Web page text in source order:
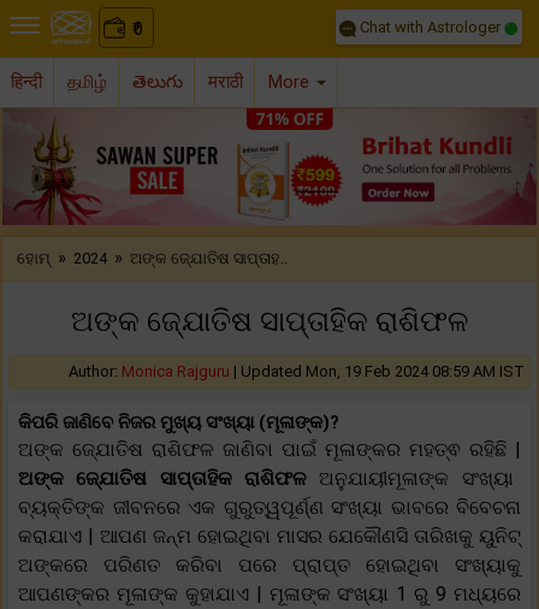
₹
0 Chat with Astrologer
हिन्दी தமிழ் తెలుగు मराठी More
Previous
ହୋମ୍ » 2024 » ଅଙ୍କ ଜ୍ଯୋତିଷ ସାପ୍ତାହ..
ଅଙ୍କ ଜ୍ଯୋତିଷ ସାପ୍ତାହିକ ରାଶିଫଳ
Author: Monica Rajguru | Updated Mon, 19 Feb 2024 08:59 AM IST
କିପରି ଜାଣିବେ ନିଜର ମୁଖ୍ୟ ସଂଖ୍ୟା (ମୂଳାଙ୍କ)?
ଅଙ୍କ ଜ୍ଯୋତିଷ ରାଶିଫଳ ଜାଣିବା ପାଇଁ ମୂଳାଙ୍କର ମହତ୍ଵ ରହିଛି |
ଅଙ୍କ ଜ୍ଯୋତିଷ ସାପ୍ତାହିକ ରାଶିଫଳ ଅନୁଯାୟୀମୂଳାଙ୍କ ସଂଖ୍ୟା
ବ୍ୟକ୍ତିଙ୍କ ଜୀବନରେ ଏକ ଗୁରୁତ୍ୱପୂର୍ଣ୍ଣ ସଂଖ୍ୟା ଭାବରେ ବିବେଚନା
କରାଯାଏ | ଆପଣ ଜନ୍ମ ହୋଇଥିବା ମାସର ଯେକୌଣସି ତାରିଖକୁ ୟୁନିଟ୍
ଅଙ୍କରେ ପରିଣତ କରିବା ପରେ ପ୍ରାପ୍ତ ହୋଇଥିବା ସଂଖ୍ୟାକୁ
ଆପଣଙ୍କର ମୂଳାଙ୍କ କୁହାଯାଏ | ମୂଳାଙ୍କ ସଂଖ୍ୟା 1 ରୁ 9 ମଧ୍ୟରେ